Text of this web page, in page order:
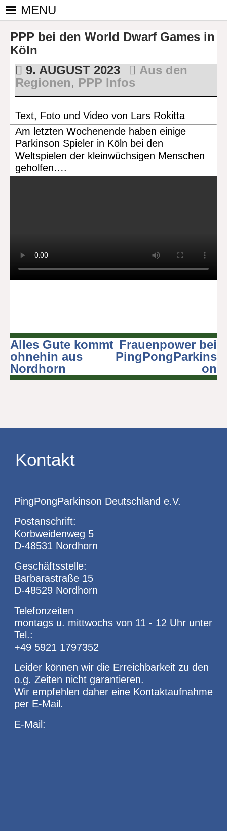
Skip
PINGPONGPARKINSON
DEUTSCHLAND E. V.
ist der
bundesweite
Zusammenschluss
kooperierenden
Vereinen und
Einzelpersonen,
der sich – mit dem
Mittel Tischtennis
– überwiegend
ehrenamtlich um
Personen mit
Parkinson und
MENU
PPP bei den World Dwarf Games in
Köln
9. AUGUST 2023
Aus den
Regionen, PPP Infos
Text, Foto und Video von Lars Rokitta
Am letzten Wochenende haben einige
Parkinson Spieler in Köln bei den
Weltspielen der kleinwüchsigen Menschen
geholfen….
Beitragsnavigation
Alles Gute kommt
ohnehin aus
Nordhorn
Frauenpower bei
PingPongParkins
on
Kontakt
PingPongParkinson Deutschland e.V.
Postanschrift:
Korbweidenweg 5
D-48531 Nordhorn
Geschäftsstelle:
Barbarastraße 15
D-48529 Nordhorn
Telefonzeiten
montags u. mittwochs von 11 - 12 Uhr unter
Tel.:
+49 5921 1797352
Leider können wir die Erreichbarkeit zu den
o.g. Zeiten nicht garantieren.
Wir empfehlen daher eine Kontaktaufnahme
per E-Mail.
E-Mail: